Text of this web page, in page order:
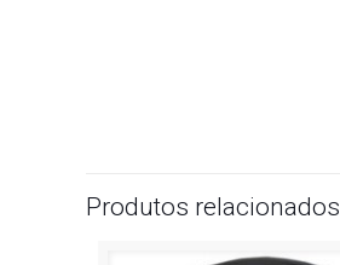
Produtos relacionados